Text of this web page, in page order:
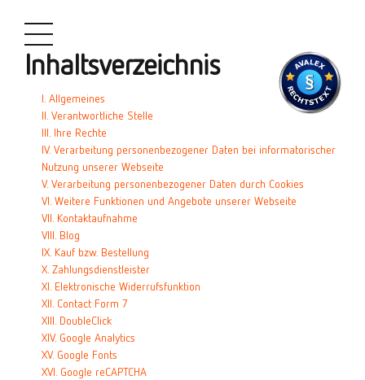
Inhaltsverzeichnis
I. Allgemeines
II. Verantwortliche Stelle
III. Ihre Rechte
IV. Verarbeitung personenbezogener Daten bei informatorischer
Nutzung unserer Webseite
V. Verarbeitung personenbezogener Daten durch Cookies
VI. Weitere Funktionen und Angebote unserer Webseite
VII. Kontaktaufnahme
VIII. Blog
IX. Kauf bzw. Bestellung
X. Zahlungsdienstleister
XI. Elektronische Widerrufsfunktion
XII. Contact Form 7
XIII. DoubleClick
XIV. Google Analytics
XV. Google Fonts
XVI. Google reCAPTCHA